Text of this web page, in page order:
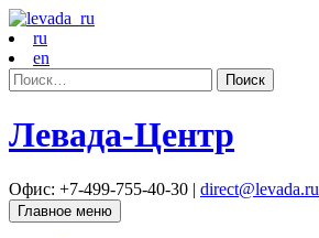
ru
en
Найти:
Левада-Центр
Офис: +7-499-755-40-30 | direct@levada.ru
Главное меню